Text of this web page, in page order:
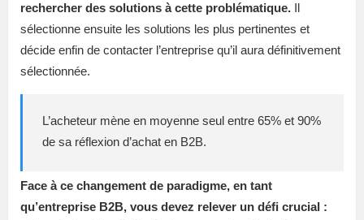
rechercher des solutions à cette problématique. Il
sélectionne ensuite les solutions les plus pertinentes et
décide enfin de contacter l’entreprise qu’il aura définitivement
sélectionnée.
L’acheteur mène en moyenne seul entre 65% et 90%
de sa réflexion d’achat en B2B.
Face à ce changement de paradigme, en tant
qu’entreprise B2B, vous devez relever un défi crucial :